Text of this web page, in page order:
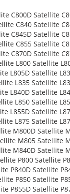
C800D Satellite
C840 Satellite
C845D Satellite
C855 Satellite
C870D Satellite
L800 Satellite
L805D Satellite
L835 Satellite
L840D Satellite
L850 Satellite
L855D Satellite
L875 Satellite
M800D Satellite
M805 Satellite
M840D Satellite
P800 Satellite
P840D Satellite
P850 Satellite
P855D Satellite